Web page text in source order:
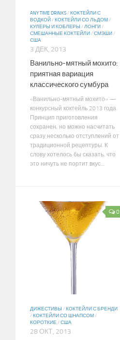
ANY TIME DRINKS/КОКТЕЙЛИ С
ВОДКОЙ/КОКТЕЙЛИ СО ЛЬДОМ/
КУЛЕРЫ И КОБЛЕРЫ /ЛОНГИ/
СМЕШАННЫЕ КОКТЕЙЛИ/СМЭШИ/
США
3 ДЕК, 2013
Ванильно-мятный мохито:
приятная вариация
классического сумбура
«Ванильно-мятный мохито» —
конкурсный коктейль 2013 года.
Принцип приготовления
сохранен, но можно насчитать
сразу несколько отступлений от
традиционной рецептуры. К
слову хотелось бы сказать, что
это ничуть не портит вкус....
0
ДИЖЕСТИВЫ /КОКТЕЙЛИ С БРЕНДИ
/КОКТЕЙЛИ СО ШНАПСОМ/
КОРОТКИЕ/США
28 ОКТ, 2013